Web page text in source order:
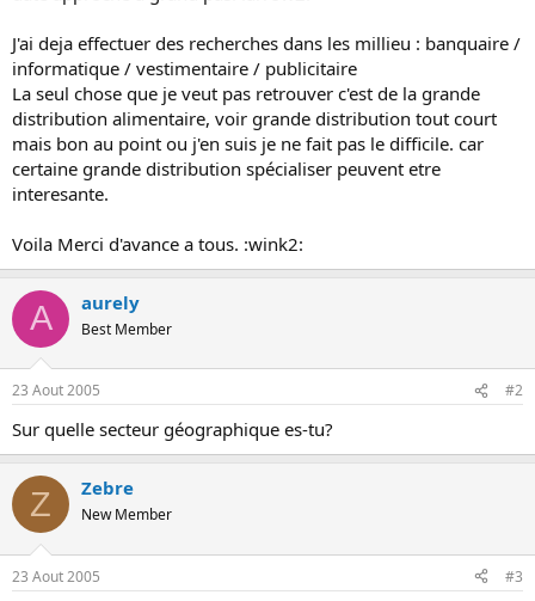
J'ai deja effectuer des recherches dans les millieu : banquaire /
informatique / vestimentaire / publicitaire
La seul chose que je veut pas retrouver c'est de la grande
distribution alimentaire, voir grande distribution tout court
mais bon au point ou j'en suis je ne fait pas le difficile. car
certaine grande distribution spécialiser peuvent etre
interesante.
Voila Merci d'avance a tous. :wink2:
A aurely
Best Member
23 Aout 2005 #2
Sur quelle secteur géographique es-tu?
Z Zebre
New Member
23 Aout 2005 #3